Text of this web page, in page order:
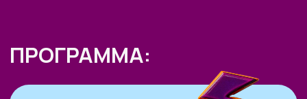
01
для старта в ИИ-подработке